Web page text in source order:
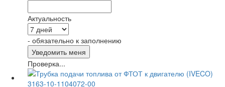
Актуальность
- обязательно к заполнению
Проверка...